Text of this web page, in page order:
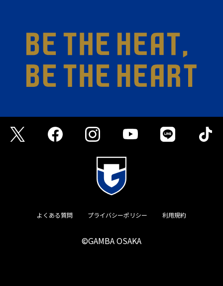
よくある質問 プライバシーポリシー 利用規約
©GAMBA OSAKA